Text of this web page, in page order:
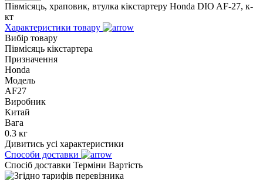
Півмісяць, храповик, втулка кікстартеру Honda DIO AF-27, к-
кт
Характеристики товару
Вибір товару
Півмісяць кікстартера
Призначення
Honda
Модель
AF27
Виробник
Китай
Вага
0.3 кг
Дивитись усі характеристики
Способи доставки
Спосіб доставки Терміни Вартість